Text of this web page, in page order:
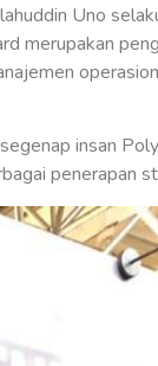
Uno
merupakan
insan
penerapan